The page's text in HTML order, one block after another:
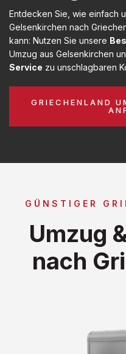
Entdecken Sie, wie einfach
Gelsenkirchen nach
kann: Nutzen Sie unsere
Umzug aus Gelsenkirchen
Service zu unschlagbaren
GRIECHENLAND
GÜNSTIGER
Umzug
nach